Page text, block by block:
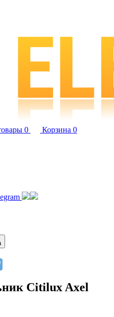
0 Корзина 0
Citilux Axel